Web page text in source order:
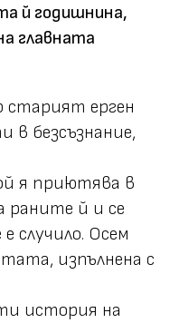
й годишнина,
главната
старият ерген
в безсъзнание,
я приютява в
раните й и се
случило. Осем
изпълнена с
история на